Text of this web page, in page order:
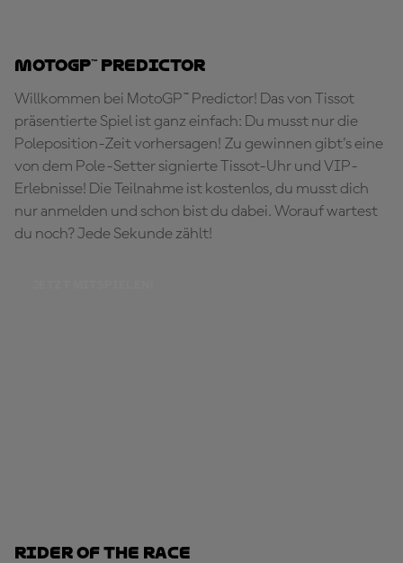
MotoGP™ Predictor
Willkommen bei MotoGP™ Predictor! Das von Tissot
präsentierte Spiel ist ganz einfach: Du musst nur die
Poleposition-Zeit vorhersagen! Zu gewinnen gibt's eine
von dem Pole-Setter signierte Tissot-Uhr und VIP-
Erlebnisse! Die Teilnahme ist kostenlos, du musst dich
nur anmelden und schon bist du dabei. Worauf wartest
du noch? Jede Sekunde zählt!
Rider of the Race